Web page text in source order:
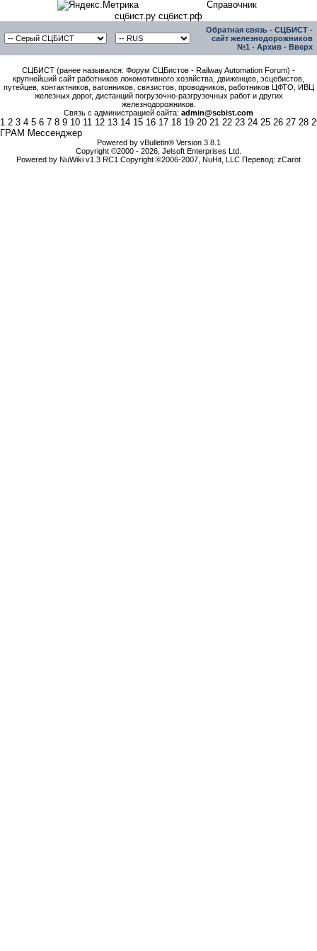
Справочник
сцбист.ру сцбист.рф
Обратная связь - СЦБИСТ -
сайт железнодорожников
№1 - Архив - Вверх
СЦБИСТ (ранее назывался: Форум СЦБистов - Railway Automation Forum) -
крупнейший сайт работников локомотивного хозяйства, движенцев, эсцебистов,
путейцев, контактников, вагонников, связистов, проводников, работников ЦФТО, ИВЦ
железных дорог, дистанций погрузочно-разгрузочных работ и других
железнодорожников.
Связь с администрацией сайта: admin@scbist.com
1 2 3 4 5 6 7 8 9 10 11 12 13 14 15 16 17 18 19 20 21 22 23 24 25 26 27 28
ГРАМ Мессенджер
Powered by vBulletin® Version 3.8.1
Copyright ©2000 - 2026, Jelsoft Enterprises Ltd.
Powered by NuWiki v1.3 RC1 Copyright ©2006-2007, NuHit, LLC Перевод: zCarot